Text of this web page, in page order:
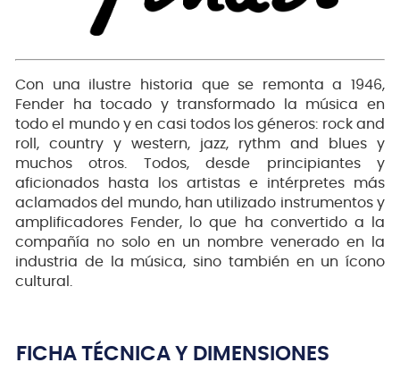
Con una ilustre historia que se remonta a 1946,
Fender ha tocado y transformado la música en
todo el mundo y en casi todos los géneros: rock and
roll, country y western, jazz, rythm and blues y
muchos otros. Todos, desde principiantes y
aficionados hasta los artistas e intérpretes más
aclamados del mundo, han utilizado instrumentos y
amplificadores Fender, lo que ha convertido a la
compañía no solo en un nombre venerado en la
industria de la música, sino también en un ícono
cultural.
FICHA TÉCNICA Y DIMENSIONES